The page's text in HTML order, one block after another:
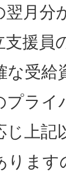
翌月分
支援員
な受給
プラ
じ上
ります